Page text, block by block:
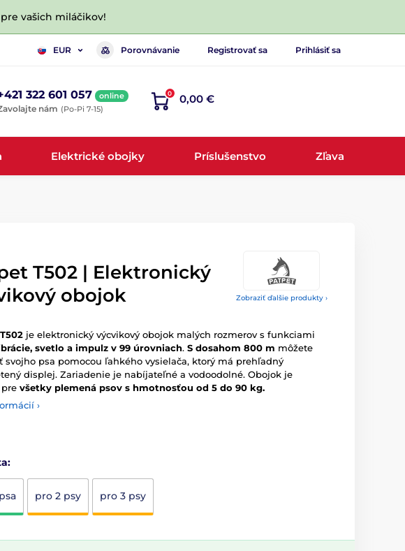
vašich miláčikov!
EUR Porovnávanie Registrovať sa Prihlásiť sa
322 601 057 online
nám (Po-Pi 7-15)
0 0,00 €
Elektrické obojky Príslušenstvo Zľava
Zobraziť ďalšie produkty ›
T502 | Elektronický
obojok
je elektronický výcvikový obojok malých rozmerov s funkciami
svetlo a impulz v 99 úrovniach. S dosahom 800 m môžete
svojho psa pomocou ľahkého vysielača, ktorý má prehľadný
displej. Zariadenie je nabíjateľné a vodoodolné. Obojok je
všetky plemená psov s hmotnosťou od 5 do 90 kg.
›
pro 2 psy pro 3 psy